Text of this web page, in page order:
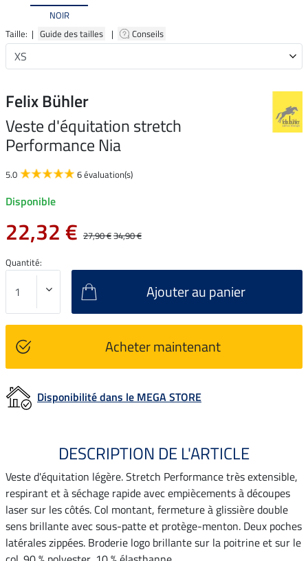
NOIR
Taille: | Guide des tailles | Conseils
Felix Bühler
Veste d'équitation stretch
Performance Nia
5.0 6 évaluation(s)
Disponible
22,32 € 27,90 €34,90 €
Quantité:
Ajouter au panier
Acheter maintenant
Disponibilité dans le MEGA STORE
DESCRIPTION DE L'ARTICLE
Veste d'équitation légère. Stretch Performance très extensible,
respirant et à séchage rapide avec empiècements à découpes
laser sur les côtés. Col montant, fermeture à glissière double
sens brillante avec sous-patte et protège-menton. Deux poches
latérales zippées. Broderie logo brillante sur la poitrine et sur le